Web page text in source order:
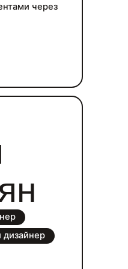
через
дизайнер